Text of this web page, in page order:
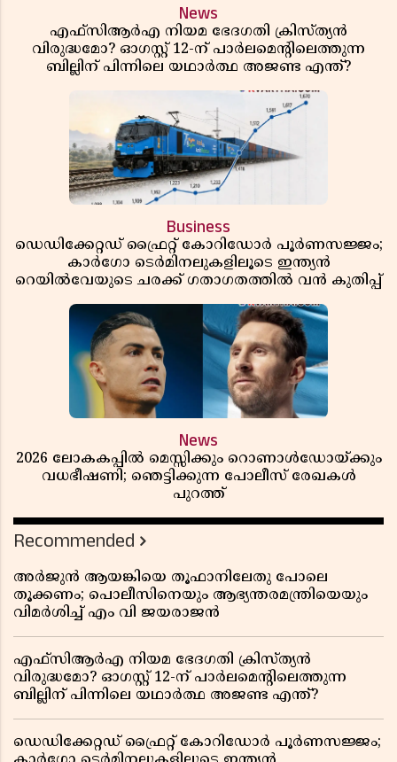
News
എഫ്സിആർഎ നിയമ ഭേദഗതി ക്രിസ്ത്യൻ
വിരുദ്ധമോ? ഓഗസ്റ്റ് 12-ന് പാർലമെന്റിലെത്തുന്ന
ബില്ലിന് പിന്നിലെ യഥാർത്ഥ അജണ്ട എന്ത്?
Business
ഡെഡിക്കേറ്റഡ് ഫ്രൈറ്റ് കോറിഡോർ പൂർണസജ്ജം;
കാർഗോ ടെർമിനലുകളിലൂടെ ഇന്ത്യൻ
റെയിൽവേയുടെ ചരക്ക് ഗതാഗതത്തിൽ വൻ കുതിപ്പ്
News
2026 ലോകകപ്പിൽ മെസ്സിക്കും റൊണാൾഡോയ്ക്കും
വധഭീഷണി; ഞെട്ടിക്കുന്ന പോലീസ് രേഖകൾ
പുറത്ത്
Recommended
അർജുൻ ആയങ്കിയെ തൂഫാനിലേതു പോലെ
തൂക്കണം; പൊലീസിനെയും ആഭ്യന്തരമന്ത്രിയെയും
വിമർശിച്ച് എം വി ജയരാജൻ
എഫ്സിആർഎ നിയമ ഭേദഗതി ക്രിസ്ത്യൻ
വിരുദ്ധമോ? ഓഗസ്റ്റ് 12-ന് പാർലമെന്റിലെത്തുന്ന
ബില്ലിന് പിന്നിലെ യഥാർത്ഥ അജണ്ട എന്ത്?
ഡെഡിക്കേറ്റഡ് ഫ്രൈറ്റ് കോറിഡോർ പൂർണസജ്ജം;